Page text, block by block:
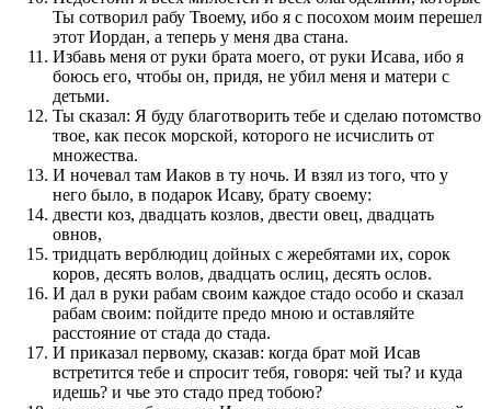
Ты сотворил рабу Твоему, ибо я с посохом моим перешел
этот Иордан, а теперь у меня два стана.
Избавь меня от руки брата моего, от руки Исава, ибо я
боюсь его, чтобы он, придя, не убил меня и матери с
детьми.
Ты сказал: Я буду благотворить тебе и сделаю потомство
твое, как песок морской, которого не исчислить от
множества.
И ночевал там Иаков в ту ночь. И взял из того, что у
него было, в подарок Исаву, брату своему:
двести коз, двадцать козлов, двести овец, двадцать
овнов,
тридцать верблюдиц дойных с жеребятами их, сорок
коров, десять волов, двадцать ослиц, десять ослов.
И дал в руки рабам своим каждое стадо особо и сказал
рабам своим: пойдите предо мною и оставляйте
расстояние от стада до стада.
И приказал первому, сказав: когда брат мой Исав
встретится тебе и спросит тебя, говоря: чей ты? и куда
идешь? и чье это стадо пред тобою?